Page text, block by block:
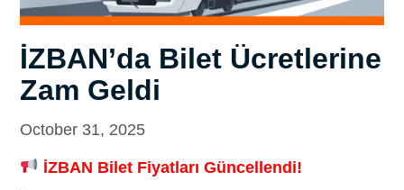
İZBAN’da Bilet Ücretlerine
Zam Geldi
October 31, 2025
İZBAN Bilet Fiyatları Güncellendi!